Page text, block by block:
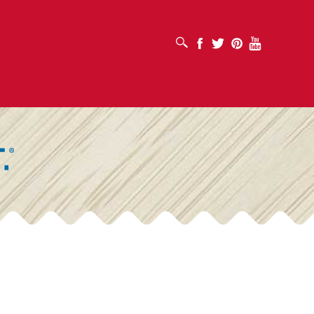
打开搜索框 Facebook
Twitter PinterestYoutube